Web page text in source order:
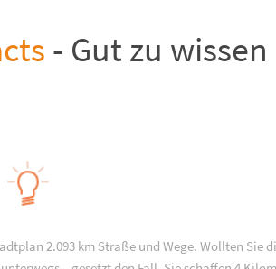
- Gut zu wissen
2.093 km Straße und Wege. Wollten Sie